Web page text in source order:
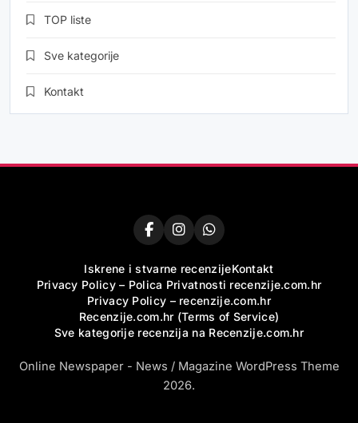
TOP liste
Sve kategorije
Kontakt
Iskrene i stvarne recenzijeKontakt
Privacy Policy – Polica Privatnosti recenzije.com.hr
Privacy Policy – recenzije.com.hr
Recenzije.com.hr (Terms of Service)
Sve kategorije recenzija na Recenzije.com.hr
Online Newspaper - News / Magazine WordPress Theme
2026.